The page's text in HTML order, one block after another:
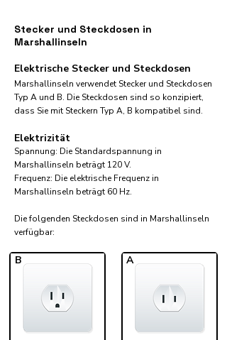
Stecker und Steckdosen in
Marshallinseln
Elektrische Stecker und Steckdosen
Marshallinseln verwendet Stecker und Steckdosen
Typ A und B. Die Steckdosen sind so konzipiert,
dass Sie mit Steckern Typ A, B kompatibel sind.
Elektrizität
Spannung: Die Standardspannung in
Marshallinseln beträgt 120 V.
Frequenz: Die elektrische Frequenz in
Marshallinseln beträgt 60 Hz.
Die folgenden Steckdosen sind in Marshallinseln
verfügbar:​
B A